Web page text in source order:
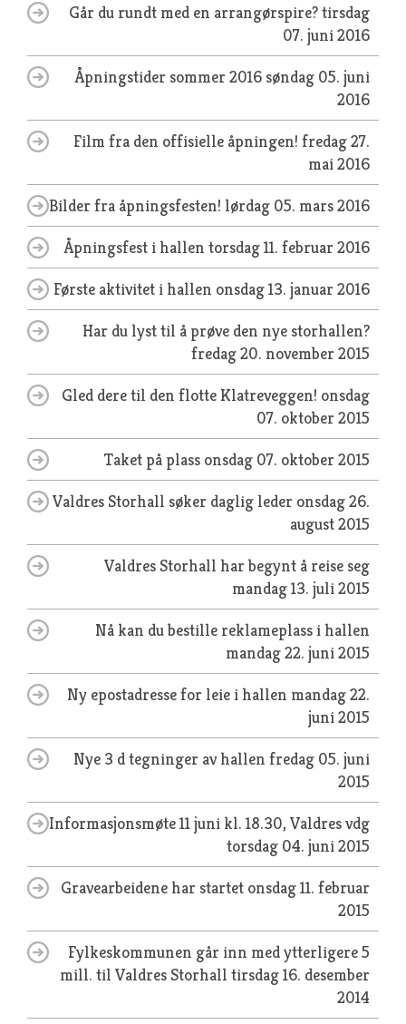
Går du rundt med en arrangørspire?tirsdag
07. juni 2016
Åpningstider sommer 2016søndag 05. juni
2016
Film fra den offisielle åpningen! fredag 27.
mai 2016
Bilder fra åpningsfesten! lørdag 05. mars 2016
Åpningsfest i hallen torsdag 11. februar 2016
Første aktivitet i hallen onsdag 13. januar 2016
Har du lyst til å prøve den nye storhallen?
fredag 20. november 2015
Gled dere til den flotte Klatreveggen! onsdag
07. oktober 2015
Taket på plass onsdag 07. oktober 2015
Valdres Storhall søker daglig leder onsdag 26.
august 2015
Valdres Storhall har begynt å reise seg
mandag 13. juli 2015
Nå kan du bestille reklameplass i hallen
mandag 22. juni 2015
Ny epostadresse for leie i hallen mandag 22.
juni 2015
Nye 3 d tegninger av hallen fredag 05. juni
2015
Informasjonsmøte 11 juni kl. 18.30, Valdres vdg
torsdag 04. juni 2015
Gravearbeidene har startet onsdag 11. februar
2015
Fylkeskommunen går inn med ytterligere 5
mill. til Valdres Storhall tirsdag 16. desember
2014